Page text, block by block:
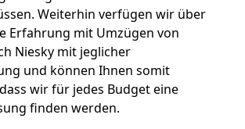
Weiterhin verfügen wir über
Erfahrung mit Umzügen von
Niesky mit jeglicher
und können Ihnen somit
wir für jedes Budget eine
finden werden.